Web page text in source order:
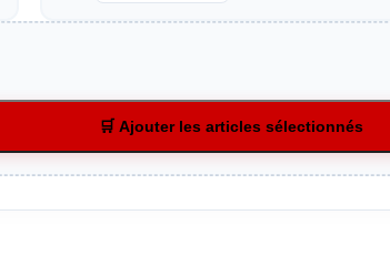
🛒 Ajouter les articles sélectionnés